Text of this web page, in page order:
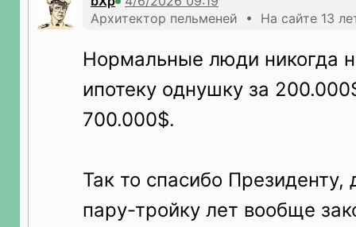
Архитектор пельменей • На сайте 13
Нормальные люди никогда
ипотеку однушку за
700.000$.
Так то спасибо Президенту,
пару-тройку лет вообще